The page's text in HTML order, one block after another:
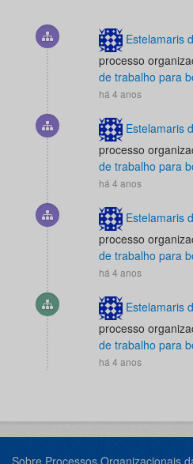
Estelamaris
processo
de trabalho para
há 4 anos
Estelamaris
processo
de trabalho para
há 4 anos
Estelamaris
processo
de trabalho para
há 4 anos
Estelamaris
processo
de trabalho para
há 4 anos